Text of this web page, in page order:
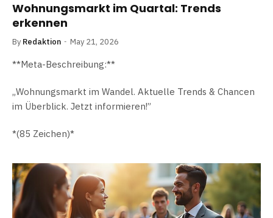
Wohnungsmarkt im Quartal: Trends
erkennen
By Redaktion May 21, 2026
**Meta-Beschreibung:**
„Wohnungsmarkt im Wandel. Aktuelle Trends & Chancen
im Überblick. Jetzt informieren!”
*(85 Zeichen)*